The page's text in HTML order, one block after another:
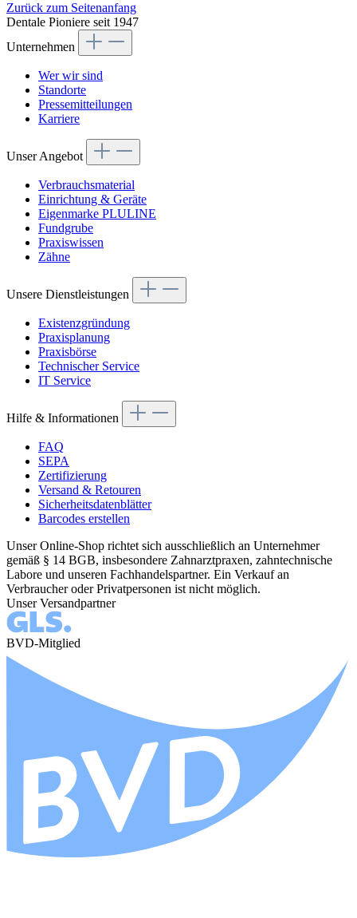
Zurück zum Seitenanfang
Dentale Pioniere seit 1947
Unternehmen
Wer wir sind
Standorte
Pressemitteilungen
Karriere
Unser Angebot
Verbrauchsmaterial
Einrichtung & Geräte
Eigenmarke PLULINE
Fundgrube
Praxiswissen
Zähne
Unsere Dienstleistungen
Existenzgründung
Praxisplanung
Praxisbörse
Technischer Service
IT Service
Hilfe & Informationen
FAQ
SEPA
Zertifizierung
Versand & Retouren
Sicherheitsdatenblätter
Barcodes erstellen
Unser Online-Shop richtet sich ausschließlich an Unternehmer
gemäß § 14 BGB, insbesondere Zahnarztpraxen, zahntechnische
Labore und unseren Fachhandelspartner. Ein Verkauf an
Verbraucher oder Privatpersonen ist nicht möglich.
Unser Versandpartner
BVD-Mitglied